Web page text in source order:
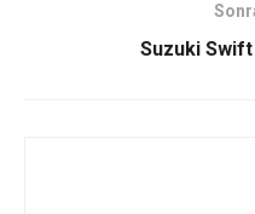
Suzuki